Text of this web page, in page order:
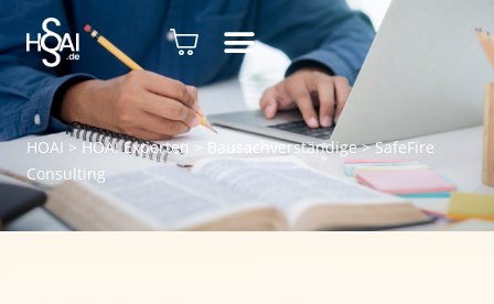
HOAI > HOAI Experten> Bausachverständige>SafeFire
Consulting